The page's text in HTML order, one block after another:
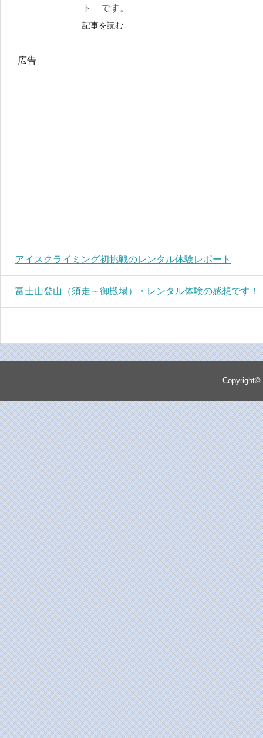
ト です。
記事を読む
広告
アイスクライミング初挑戦のレンタル体験レポート
富士山登山（須走～御殿場）・レンタル体験の感想です！
Copyright©